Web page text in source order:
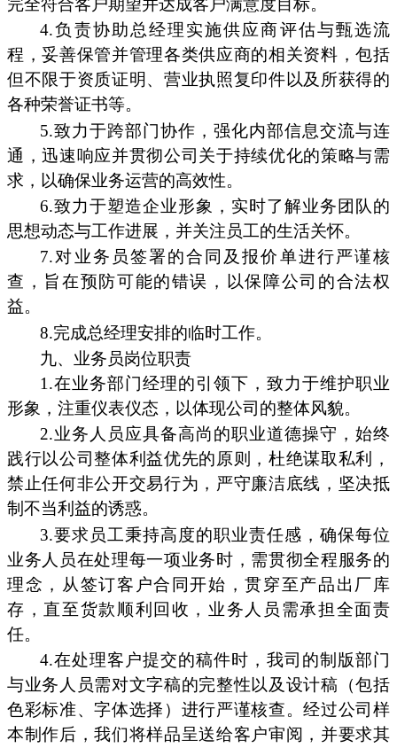
完全符合客户期望并达成客户满意度目标。
4.负责协助总经理实施供应商评估与甄选流
程，妥善保管并管理各类供应商的相关资料，包括
但不限于资质证明、营业执照复印件以及所获得的
各种荣誉证书等。
5.致力于跨部门协作，强化内部信息交流与连
通，迅速响应并贯彻公司关于持续优化的策略与需
求，以确保业务运营的高效性。
6.致力于塑造企业形象，实时了解业务团队的
思想动态与工作进展，并关注员工的生活关怀。
7.对业务员签署的合同及报价单进行严谨核
查，旨在预防可能的错误，以保障公司的合法权
益。
8.完成总经理安排的临时工作。
九、业务员岗位职责
1.在业务部门经理的引领下，致力于维护职业
形象，注重仪表仪态，以体现公司的整体风貌。
2.业务人员应具备高尚的职业道德操守，始终
践行以公司整体利益优先的原则，杜绝谋取私利，
禁止任何非公开交易行为，严守廉洁底线，坚决抵
制不当利益的诱惑。
3.要求员工秉持高度的职业责任感，确保每位
业务人员在处理每一项业务时，需贯彻全程服务的
理念，从签订客户合同开始，贯穿至产品出厂库
存，直至货款顺利回收，业务人员需承担全面责
任。
4.在处理客户提交的稿件时，我司的制版部门
与业务人员需对文字稿的完整性以及设计稿（包括
色彩标准、字体选择）进行严谨核查。经过公司样
本制作后，我们将样品呈送给客户审阅，并要求其